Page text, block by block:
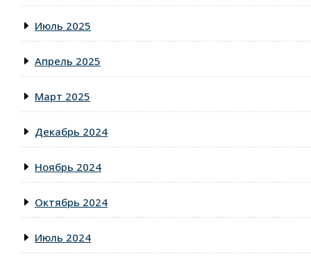
Июль 2025
Апрель 2025
Март 2025
Декабрь 2024
Ноябрь 2024
Октябрь 2024
Июль 2024